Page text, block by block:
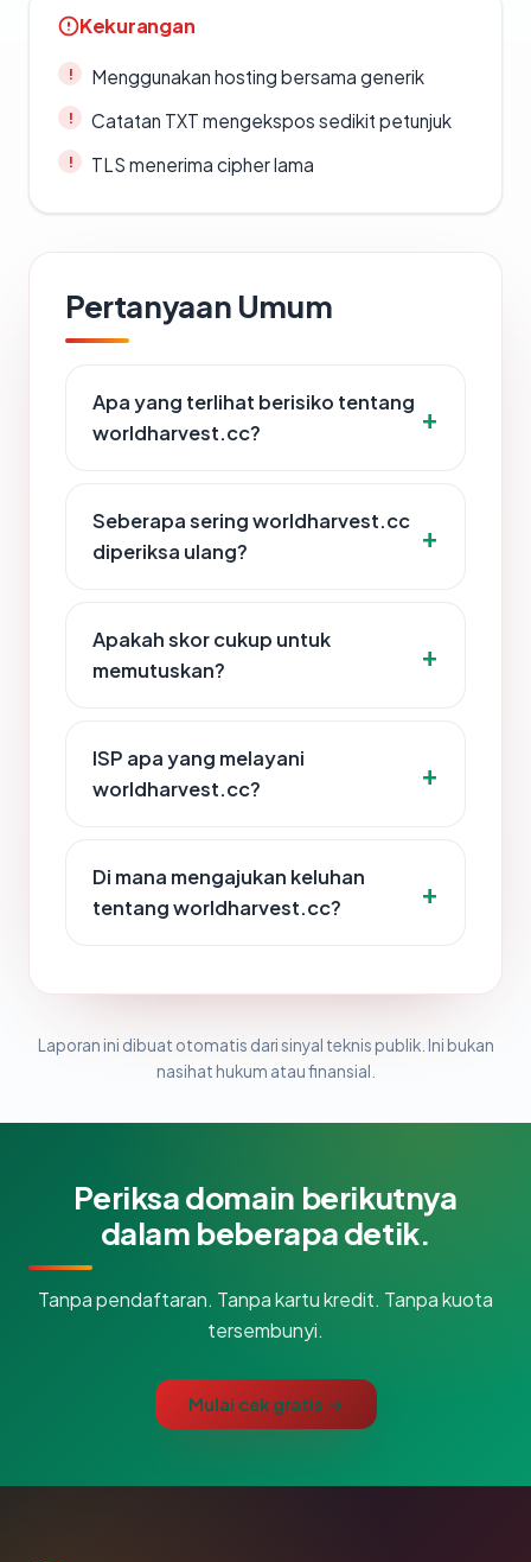
Kekurangan
Menggunakan hosting bersama generik
Catatan TXT mengekspos sedikit petunjuk
TLS menerima cipher lama
Pertanyaan Umum
Apa yang terlihat berisiko tentang
worldharvest.cc?
Seberapa sering worldharvest.cc
diperiksa ulang?
Apakah skor cukup untuk
memutuskan?
ISP apa yang melayani
worldharvest.cc?
Di mana mengajukan keluhan
tentang worldharvest.cc?
Laporan ini dibuat otomatis dari sinyal teknis publik. Ini bukan
nasihat hukum atau finansial.
Periksa domain berikutnya
dalam beberapa detik.
Tanpa pendaftaran. Tanpa kartu kredit. Tanpa kuota
tersembunyi.
Mulai cek gratis →